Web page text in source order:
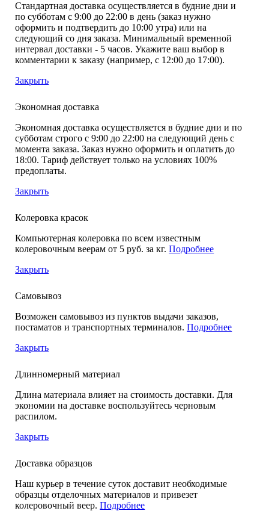
Стандартная доставка осуществляется в будние дни и
по субботам с 9:00 до 22:00 в день (заказ нужно
оформить и подтвердить до 10:00 утра) или на
следующий со дня заказа. Минимальный временной
интервал доставки - 5 часов. Укажите ваш выбор в
комментарии к заказу (например, с 12:00 до 17:00).
Закрыть
Экономная доставка
Экономная доставка осуществляется в будние дни и по
субботам строго с 9:00 до 22:00 на следующий день с
момента заказа. Заказ нужно оформить и оплатить до
18:00. Тариф действует только на условиях 100%
предоплаты.
Закрыть
Колеровка красок
Компьютерная колеровка по всем известным
колеровочным веерам от 5 руб. за кг.Подробнее
Закрыть
Самовывоз
Возможен самовывоз из пунктов выдачи заказов,
постаматов и транспортных терминалов.Подробнее
Закрыть
Длинномерный материал
Длина материала влияет на стоимость доставки. Для
экономии на доставке воспользуйтесь черновым
распилом.
Закрыть
Доставка образцов
Наш курьер в течение суток доставит необходимые
образцы отделочных материалов и привезет
колеровочный веер.Подробнее